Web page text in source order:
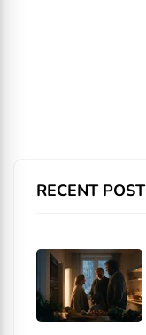
RECENT POST